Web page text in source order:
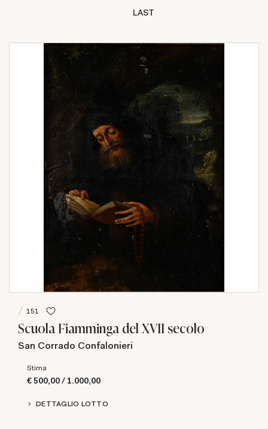
LAST
151
Scuola Fiamminga del XVII secolo
San Corrado Confalonieri
Stima
€ 500,00 / 1.000,00
DETTAGLIO LOTTO